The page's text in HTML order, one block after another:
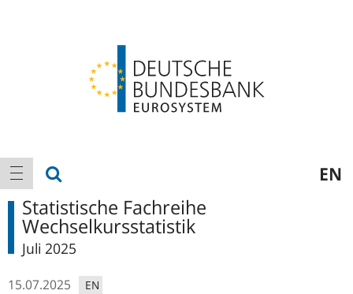
Hauptnavigation
Navigation anzeigen EN
Statistische Fachreihe
Wechselkursstatistik
Juli 2025
15.07.2025 EN